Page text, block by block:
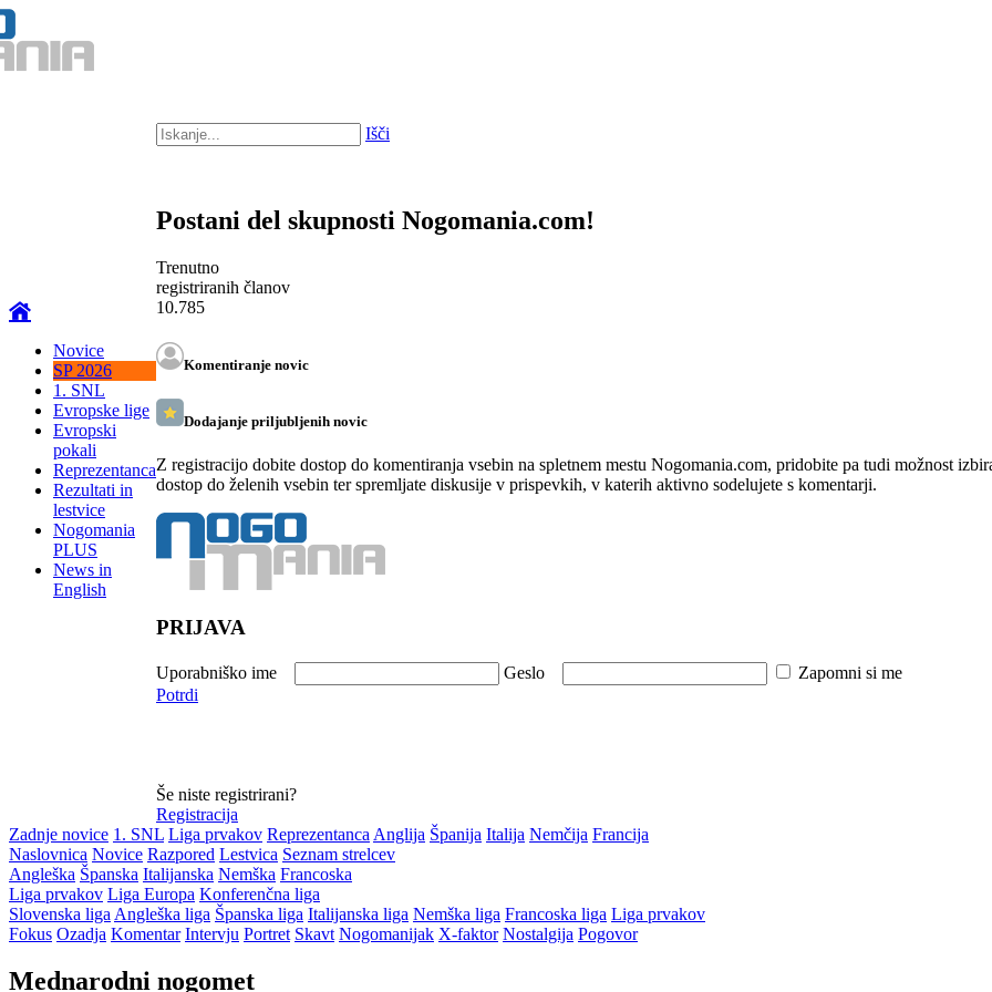
Novice
SP 2026
1. SNL
Evropske lige
Evropski
pokali
Reprezentanca
Rezultati in
lestvice
Nogomania
PLUS
News in
English
Išči
Postani del skupnosti Nogomania.com!
Trenutno
registriranih članov
10.785
Komentiranje novic
Dodajanje priljubljenih novic
Z registracijo dobite dostop do komentiranja vsebin na spletnem mestu Nogomania.com, pridobite pa tudi možnost
dostop do želenih vsebin ter spremljate diskusije v prispevkih, v katerih aktivno sodelujete s komentarji.
PRIJAVA
Uporabniško ime Geslo Zapomni si me
Potrdi
Še niste registrirani?
Registracija
Zadnje novice 1. SNL Liga prvakov Reprezentanca Anglija Španija Italija Nemčija Francija
Naslovnica Novice Razpored Lestvica Seznam strelcev
Angleška Španska Italijanska Nemška Francoska
Liga prvakov Liga Europa Konferenčna liga
Slovenska liga Angleška liga Španska liga Italijanska liga Nemška liga Francoska liga Liga prvakov
Fokus Ozadja Komentar Intervju Portret Skavt Nogomanijak X-faktor Nostalgija Pogovor
Mednarodni nogomet